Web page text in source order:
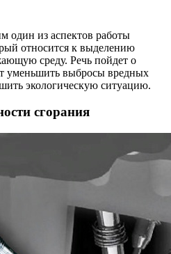
один из аспектов работы
относится к выделению
среду. Речь пойдет о
уменьшить выбросы вредных
экологическую ситуацию.
сгорания